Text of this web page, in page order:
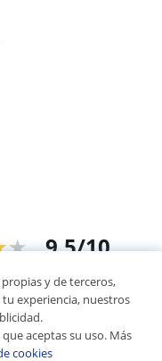
9,5/10
alumnosy de terceros,
experiencia, nuestros
aceptas su uso. Más
cookies